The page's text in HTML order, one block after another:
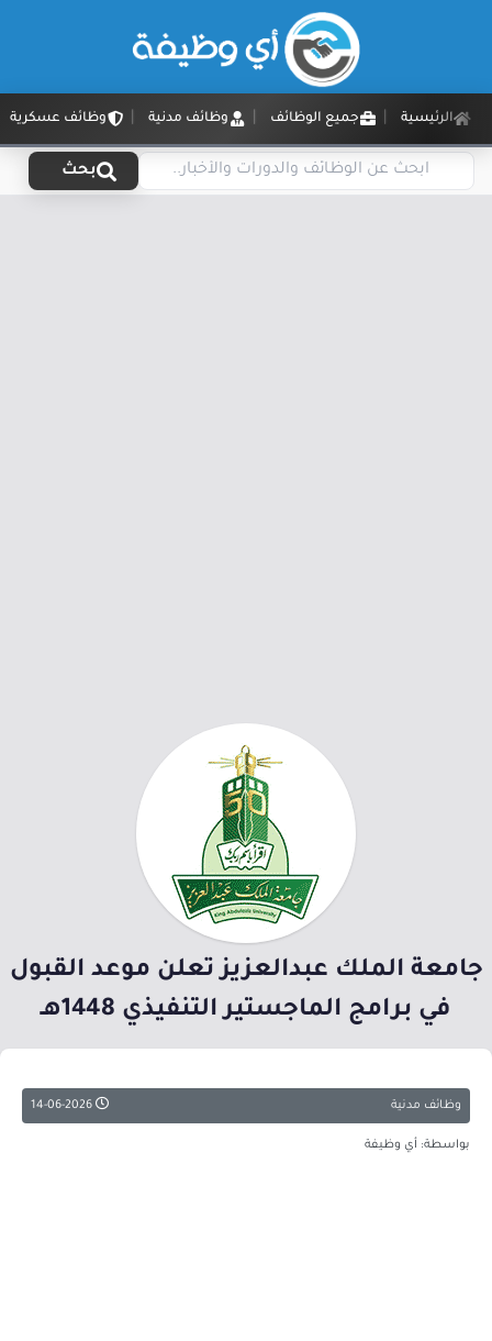
الرئيسية جميع الوظائف وظائف مدنية وظائف عسكرية
بحث
جامعة الملك عبدالعزيز تعلن موعد القبول
في برامج الماجستير التنفيذي 1448هـ
وظائف مدنية
بواسطة: أي وظيفة